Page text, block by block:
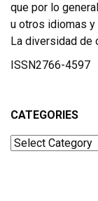
que por lo
u otros idiomas
La diversidad de
ISSN2766-4597
CATEGORIES
Categories